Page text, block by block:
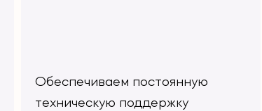
Обеспечиваем постоянную
техническую поддержку